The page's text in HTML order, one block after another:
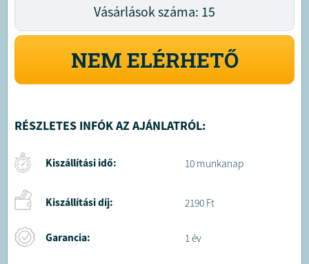
Vásárlások száma: 15
NEM ELÉRHETŐ
RÉSZLETES INFÓK AZ AJÁNLATRÓL:
Kiszállítási idő: 10 munkanap
Kiszállítási díj: 2190 Ft
Garancia: 1 év